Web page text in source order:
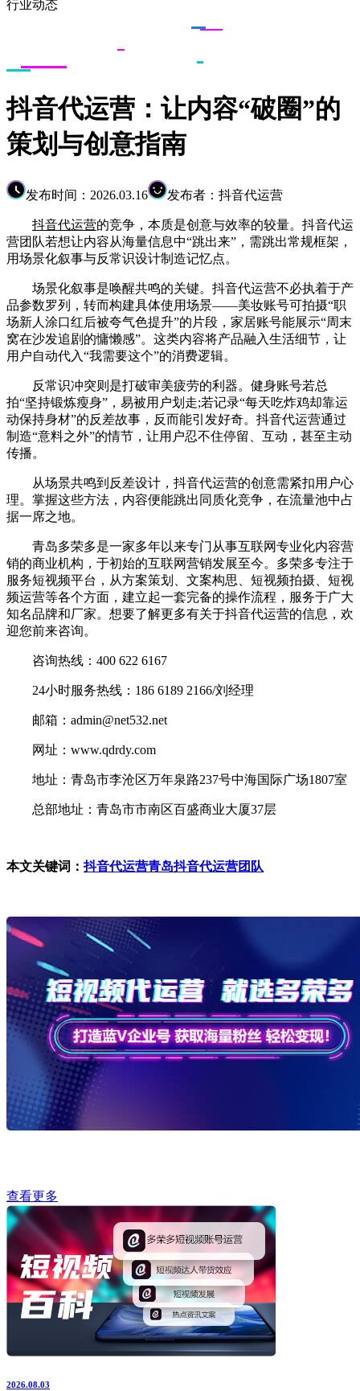
行业动态
抖音代运营：让内容“破圈”的
策划与创意指南
发布时间：2026.03.16 发布者：抖音代运营
抖音代运营的竞争，本质是创意与效率的较量。抖音代运
营团队若想让内容从海量信息中“跳出来”，需跳出常规框架，
用场景化叙事与反常识设计制造记忆点。
场景化叙事是唤醒共鸣的关键。抖音代运营不必执着于产
品参数罗列，转而构建具体使用场景——美妆账号可拍摄“职
场新人涂口红后被夸气色提升”的片段，家居账号能展示“周末
窝在沙发追剧的慵懒感”。这类内容将产品融入生活细节，让
用户自动代入“我需要这个”的消费逻辑。
反常识冲突则是打破审美疲劳的利器。健身账号若总
拍“坚持锻炼瘦身”，易被用户划走;若记录“每天吃炸鸡却靠运
动保持身材”的反差故事，反而能引发好奇。抖音代运营通过
制造“意料之外”的情节，让用户忍不住停留、互动，甚至主动
传播。
从场景共鸣到反差设计，抖音代运营的创意需紧扣用户心
理。掌握这些方法，内容便能跳出同质化竞争，在流量池中占
据一席之地。
青岛多荣多是一家多年以来专门从事互联网专业化内容营
销的商业机构，于初始的互联网营销发展至今。多荣多专注于
服务短视频平台，从方案策划、文案构思、短视频拍摄、短视
频运营等各个方面，建立起一套完备的操作流程，服务于广大
知名品牌和厂家。想要了解更多有关于抖音代运营的信息，欢
迎您前来咨询。
咨询热线：400 622 6167
24小时服务热线：186 6189 2166/刘经理
邮箱：admin@net532.net
网址：www.qdrdy.com
地址：青岛市李沧区万年泉路237号中海国际广场1807室
总部地址：青岛市市南区百盛商业大厦37层
本文关键词：抖音代运营青岛抖音代运营团队
查看更多
2026.08.03